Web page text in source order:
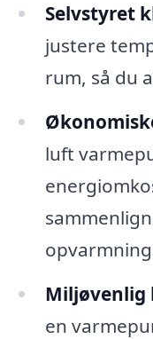
Selvstyret
justere
rum, så du
luft
Miljøvenlig
en